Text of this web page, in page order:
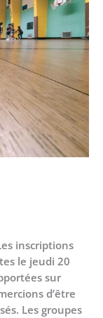
inscriptions
le jeudi 20
sur
d’être
Les groupes